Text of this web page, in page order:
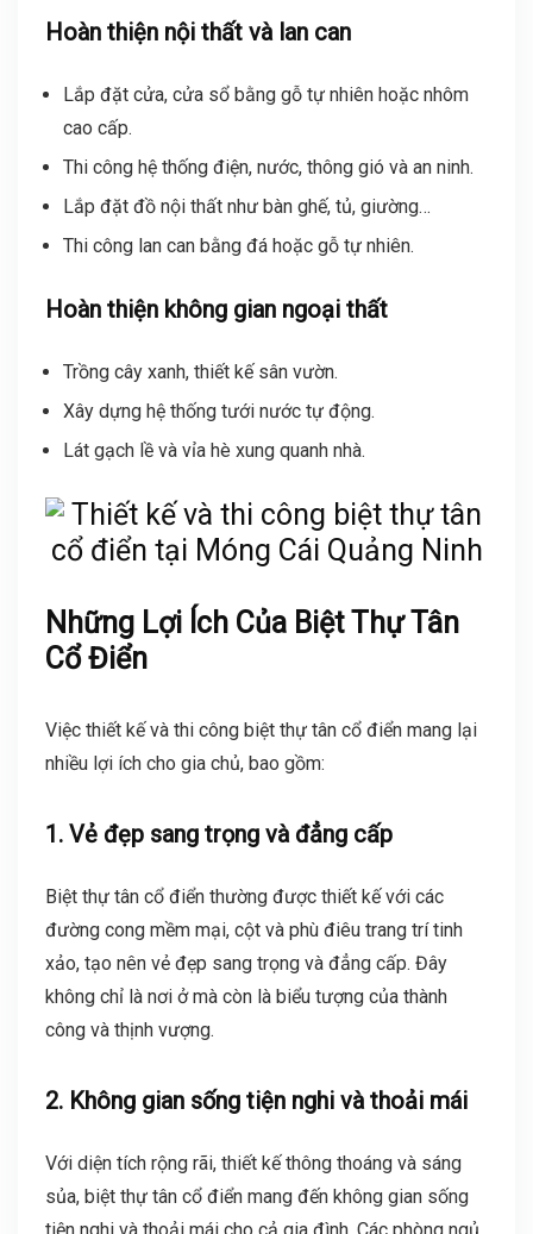
Hoàn thiện nội thất và lan can
Lắp đặt cửa, cửa sổ bằng gỗ tự nhiên hoặc nhôm
cao cấp.
Thi công hệ thống điện, nước, thông gió và an ninh.
Lắp đặt đồ nội thất như bàn ghế, tủ, giường…
Thi công lan can bằng đá hoặc gỗ tự nhiên.
Hoàn thiện không gian ngoại thất
Trồng cây xanh, thiết kế sân vườn.
Xây dựng hệ thống tưới nước tự động.
Lát gạch lề và vỉa hè xung quanh nhà.
Những Lợi Ích Của Biệt Thự Tân
Cổ Điển
Việc thiết kế và thi công biệt thự tân cổ điển mang lại
nhiều lợi ích cho gia chủ, bao gồm:
1. Vẻ đẹp sang trọng và đẳng cấp
Biệt thự tân cổ điển thường được thiết kế với các
đường cong mềm mại, cột và phù điêu trang trí tinh
xảo, tạo nên vẻ đẹp sang trọng và đẳng cấp. Đây
không chỉ là nơi ở mà còn là biểu tượng của thành
công và thịnh vượng.
2. Không gian sống tiện nghi và thoải mái
Với diện tích rộng rãi, thiết kế thông thoáng và sáng
sủa, biệt thự tân cổ điển mang đến không gian sống
tiện nghi và thoải mái cho cả gia đình. Các phòng ngủ,